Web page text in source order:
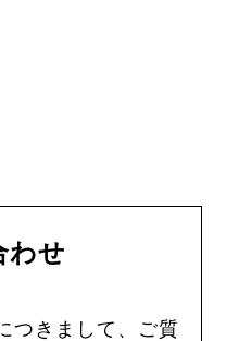
わせ
つきまして、ご質